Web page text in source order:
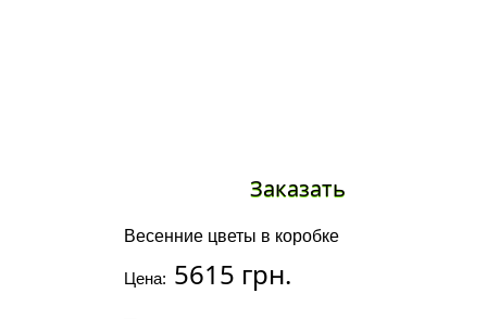
Весенние цветы в коробке
Цена: 5615 грн.
Заказать